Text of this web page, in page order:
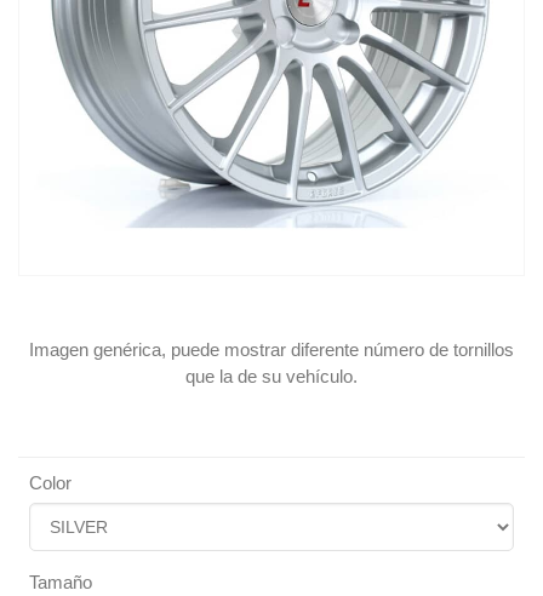
Imagen genérica, puede mostrar diferente número de tornillos
que la de su vehículo.
Color
Tamaño